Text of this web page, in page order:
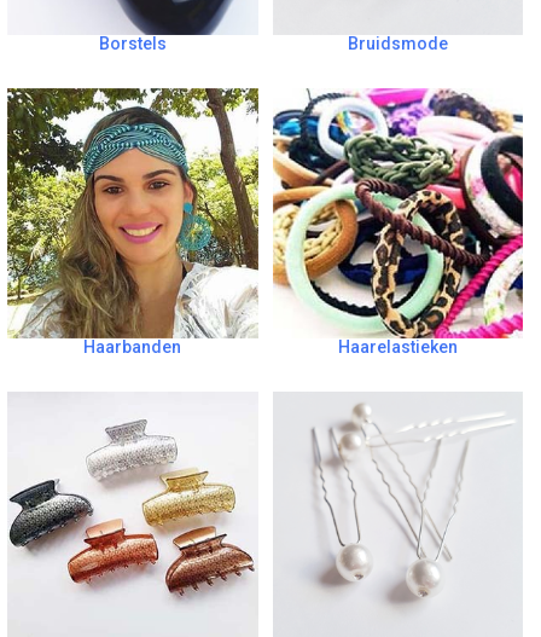
Borstels Bruidsmode
Haarbanden Haarelastieken